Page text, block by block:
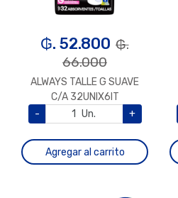
₲. 52.800 ₲.
66.000
ALWAYS TALLE G SUAVE
C/A 32UNIX6IT
-
Un. +
Agregar al carrito